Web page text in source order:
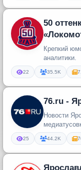
50
Крепкий
аналитики.
22 35.5K
76.ru -
Новости
25 44.2K